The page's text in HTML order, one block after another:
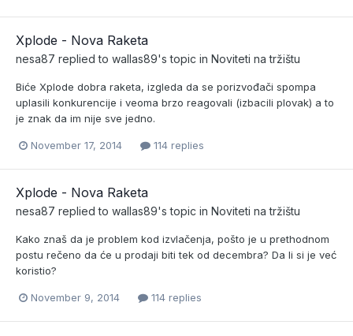
Xplode - Nova Raketa
nesa87 replied to wallas89's topic in Noviteti na tržištu
Biće Xplode dobra raketa, izgleda da se porizvođači spompa
uplasili konkurencije i veoma brzo reagovali (izbacili plovak) a to
je znak da im nije sve jedno.
November 17, 2014 114 replies
Xplode - Nova Raketa
nesa87 replied to wallas89's topic in Noviteti na tržištu
Kako znaš da je problem kod izvlačenja, pošto je u prethodnom
postu rečeno da će u prodaji biti tek od decembra? Da li si je već
koristio?
November 9, 2014 114 replies